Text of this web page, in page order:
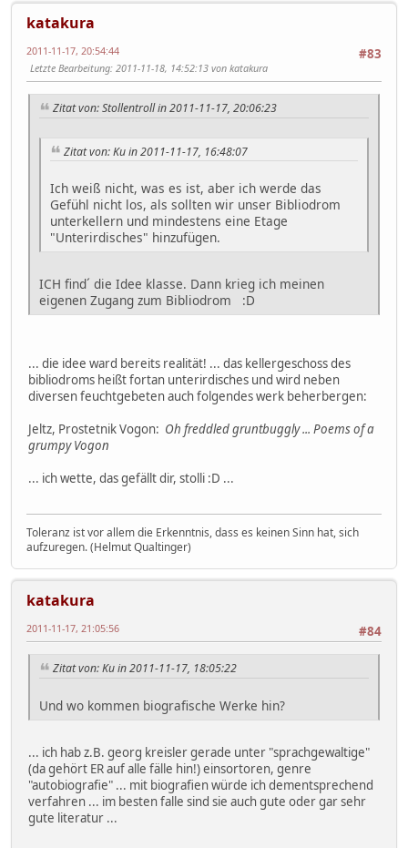
katakura
#83
2011-11-17, 20:54:44
Letzte Bearbeitung: 2011-11-18, 14:52:13 von katakura
Zitat von: Stollentroll in 2011-11-17, 20:06:23
Zitat von: Ku in 2011-11-17, 16:48:07
Ich weiß nicht, was es ist, aber ich werde das
Gefühl nicht los, als sollten wir unser Bibliodrom
unterkellern und mindestens eine Etage
"Unterirdisches" hinzufügen.
ICH find´ die Idee klasse. Dann krieg ich meinen
eigenen Zugang zum Bibliodrom :D
... die idee ward bereits realität! ... das kellergeschoss des
bibliodroms heißt fortan unterirdisches und wird neben
diversen feuchtgebeten auch folgendes werk beherbergen:
Jeltz, Prostetnik Vogon: Oh freddled gruntbuggly ... Poems of a
grumpy Vogon
... ich wette, das gefällt dir, stolli :D ...
Toleranz ist vor allem die Erkenntnis, dass es keinen Sinn hat, sich
aufzuregen. (Helmut Qualtinger)
katakura
#84
2011-11-17, 21:05:56
Zitat von: Ku in 2011-11-17, 18:05:22
Und wo kommen biografische Werke hin?
... ich hab z.B. georg kreisler gerade unter "sprachgewaltige"
(da gehört ER auf alle fälle hin!) einsortoren, genre
"autobiografie" ... mit biografien würde ich dementsprechend
verfahren ... im besten falle sind sie auch gute oder gar sehr
gute literatur ...